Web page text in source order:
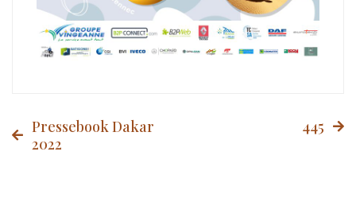
Post
Pressebook Dakar
2022
445